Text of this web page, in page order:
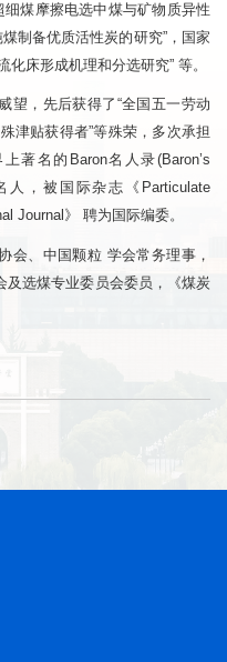
细煤摩擦电选中煤与矿物质异性
制备优质活性炭的研究”，国家
床形成机理和分选研究” 等。
望，先后获得了“全国五一劳动
津贴获得者”等殊荣，多次承担
著名的Baron名人录(Baron’s
人，被国际杂志《Particulate
Journal》 聘为国际编委。
会、中国颗粒 学会常务理事，
及选煤专业委员会委员，《煤炭